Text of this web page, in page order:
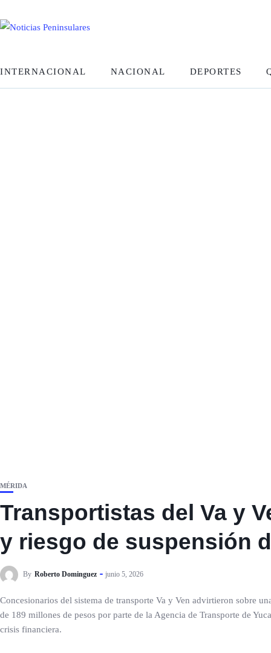
INTERNACIONAL NACIONAL DEPORTES
MÉRIDA
Transportistas del Va y
y riesgo de suspensión
By Roberto Dominguez junio 5, 2026
Concesionarios del sistema de transporte Va y Ven advirtieron sobre
de 189 millones de pesos por parte de la Agencia de Transporte de
crisis financiera.